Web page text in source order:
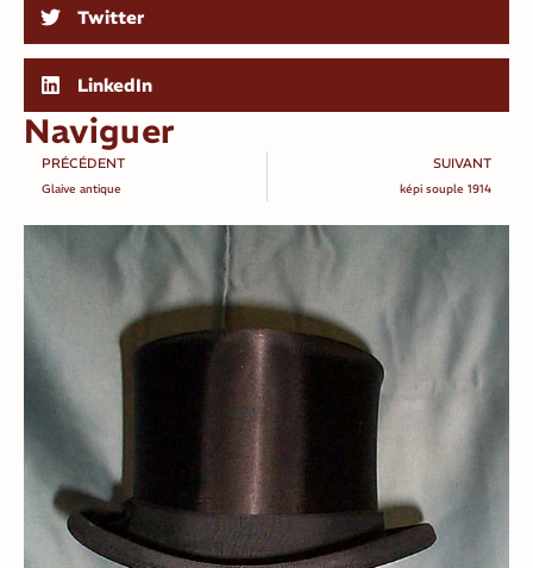
Twitter
LinkedIn
Naviguer
PRÉCÉDENT
Glaive antique
SUIVANT
képi souple 1914